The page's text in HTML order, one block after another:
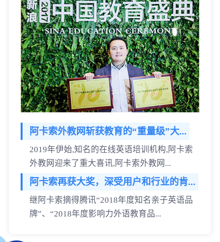
阿卡索外教网斩获教育的“重量级”大...
2019年伊始,知名的在线英语培训机构,阿卡索
外教网迎来了重大喜讯,阿卡索外教网...
阿卡索再获大奖，深受用户和行业的肯...
继阿卡索摘得腾讯“2018年度知名亲子英语品
牌”、“2018年度影响力外语教育品...